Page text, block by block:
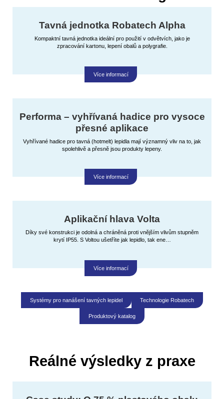
Tavná jednotka Robatech Alpha
Kompaktní tavná jednotka ideální pro použití v odvětvích, jako je
zpracování kartonu, lepení obalů a polygrafie.
Více informací
Performa – vyhřívaná hadice pro vysoce
přesné aplikace
Vyhřívané hadice pro tavná (hotmelt) lepidla mají významný vliv na to, jak
spolehlivě a přesně jsou produkty lepeny.
Více informací
Aplikační hlava Volta
Díky své konstrukci je odolná a chráněná proti vnějším vlivům stupněm
krytí IP55. S Voltou ušetříte jak lepidlo, tak ene…
Více informací
Systémy pro nanášení tavných lepidel Technologie Robatech
Produktový katalog
Reálné výsledky z praxe